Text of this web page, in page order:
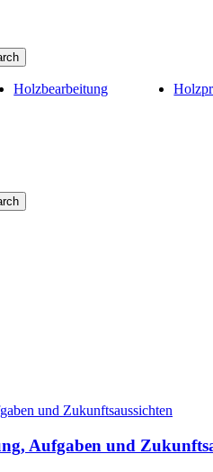
Holzbearbeitung
Aufgaben und